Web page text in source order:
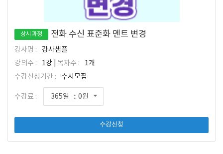
상시과정 전화 수신 표준화 멘트 변경
강사명 :
강사샘플
강의수 :
1강 | 목차수 :
1개
수강신청기간 :
수시모집
수강료 : 365일 :: 0원
수강신청